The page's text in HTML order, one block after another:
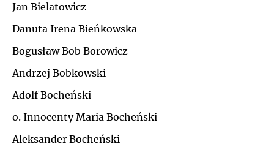
M
P
Jan Bielatowicz
Danuta Irena Bieńkowska
Bogusław Bob Borowicz
Andrzej Bobkowski
Adolf Bocheński
o. Innocenty Maria Bocheński
Aleksander Bocheński